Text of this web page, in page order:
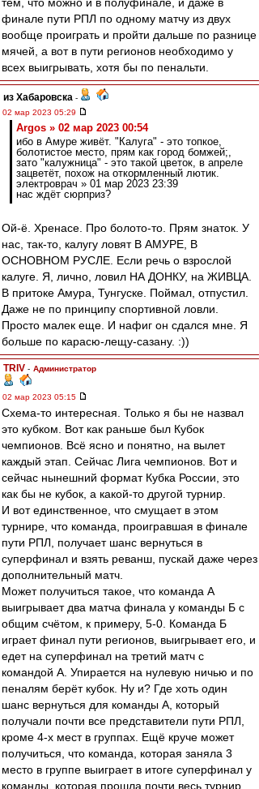
финале пути РПЛ по одному матчу из двух
вообще проиграть и пройти дальше по разнице
мячей, а вот в пути регионов необходимо у
всех выигрывать, хотя бы по пенальти.
из Хабаровска -
02 мар 2023 05:29
Argos » 02 мар 2023 00:54
ибо в Амуре живёт. "Калуга" - это топкое,
болотистое место, прям как город бомжей;,
зато "калужница" - это такой цветок, в апреле
зацветёт, похож на откормленный лютик.
электроврач » 01 мар 2023 23:39
нас ждёт сюрприз?
Ой-ё. Хренасе. Про болото-то. Прям знаток. У
нас, так-то, калугу ловят В АМУРЕ, В
ОСНОВНОМ РУСЛЕ. Если речь о взрослой
калуге. Я, лично, ловил НА ДОНКУ, на ЖИВЦА.
В притоке Амура, Тунгуске. Поймал, отпустил.
Даже не по принципу спортивной ловли.
Просто малек еще. И нафиг он сдался мне. Я
больше по карасю-лещу-сазану. :))
TRIV - Администратор
02 мар 2023 05:15
Схема-то интересная. Только я бы не назвал
это кубком. Вот как раньше был Кубок
чемпионов. Всё ясно и понятно, на вылет
каждый этап. Сейчас Лига чемпионов. Вот и
сейчас нынешний формат Кубка России, это
как бы не кубок, а какой-то другой турнир.
И вот единственное, что смущает в этом
турнире, что команда, проигравшая в финале
пути РПЛ, получает шанс вернуться в
суперфинал и взять реванш, пускай даже через
дополнительный матч.
Может получиться такое, что команда А
выигрывает два матча финала у команды Б с
общим счётом, к примеру, 5-0. Команда Б
играет финал пути регионов, выигрывает его, и
едет на суперфинал на третий матч с
командой А. Упирается на нулевую ничью и по
пеналям берёт кубок. Ну и? Где хоть один
шанс вернуться для команды А, который
получали почти все представители пути РПЛ,
кроме 4-х мест в группах. Ещё круче может
получиться, что команда, которая заняла 3
место в группе выиграет в итоге суперфинал у
команды, которая прошла почти весь турнир